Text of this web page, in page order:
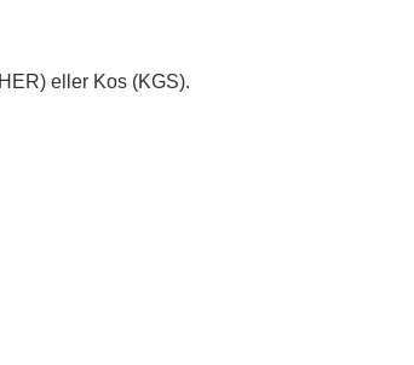
eller Kos (KGS).